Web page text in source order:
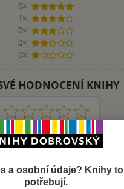
0×
5 hvězdiček
1×
4 hvězdičky
0×
3 hvězdičky
0×
2 hvězdičky
0×
1 hvezdička
HODNOCENÍ KNIHY
1 2 3 4 5
Nahoru
Zobrazeno 20 z 20
a osobní údaje? Knihy to
potřebují.